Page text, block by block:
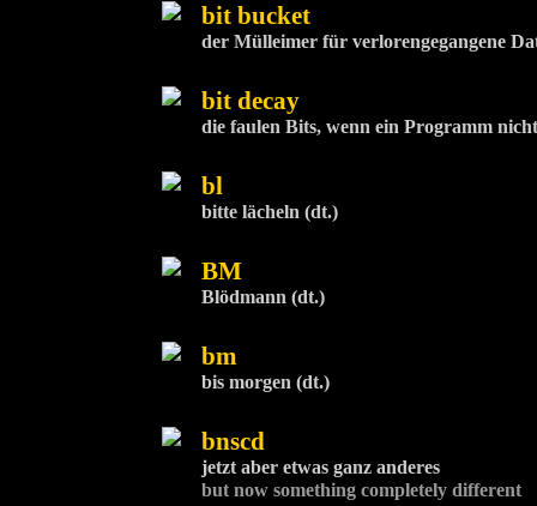
bit bucket
der Mülleimer für verlorengegangene
bit decay
die faulen Bits, wenn ein Programm
bl
bitte lächeln (dt.)
BM
Blödmann (dt.)
bm
bis morgen (dt.)
bnscd
jetzt aber etwas ganz anderes
but now something completely different